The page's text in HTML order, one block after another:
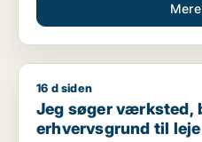
Jeg søger værksted, butik
16 d siden
Jeg søger værksted,
erhvervsgrund til